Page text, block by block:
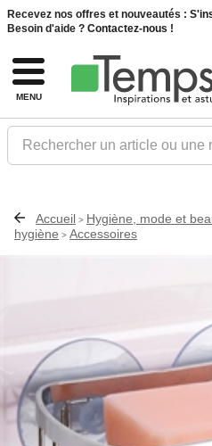
Recevez nos offres et nouveautés :
Besoin d'aide ? Contactez-nous !
MENU
Rechercher un article ou une
Accueil > Hygiène, mode et
hygiène > Accessoires